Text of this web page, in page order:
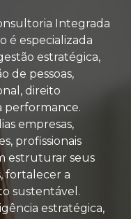
Integrada
é especializada
estratégica,
de pessoas,
direito
performance.
empresas,
profissionais
estruturar seus
fortalecer a
sustentável.
estratégica,